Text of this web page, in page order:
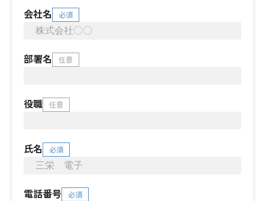
会社名 必須
部署名 任意
役職 任意
氏名 必須
電話番号 必須